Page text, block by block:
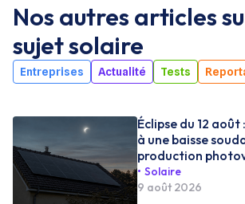
Nos autres articles
sujetsolaire
Entreprises Actualité Tests
Éclipse du 12 août
à une baisse
production
Solaire
9 août 2026